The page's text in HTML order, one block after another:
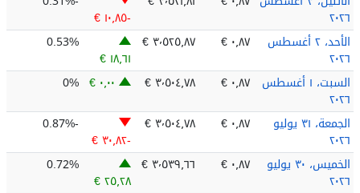
٢٠٢٦ ؜-١٠٫٨٥ €
الأحد، ٢ أغسطس
٢٠٢٦
٠٫٨٧ € ٣٬٥٢٥٫٨٧ €
١٨٫٦١ €
0.53%
السبت، ١ أغسطس
٢٠٢٦
٠٫٨٧ € ٣٬٥٠٤٫٧٨ € ٠٫٠٠ €
0%
الجمعة، ٣١ يوليو
٢٠٢٦
٠٫٨٧ € ٣٬٥٠٤٫٧٨ €
؜-٣٠٫٨٢ €
-0.87%
الخميس، ٣٠ يوليو
٢٠٢٦
٠٫٨٧ € ٣٬٥٣٩٫٦٦ €
٢٥٫٢٨ €
0.72%